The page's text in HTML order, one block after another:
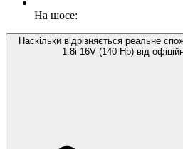
На шосе:
Наскільки відрізняється реальне
1.8i 16V (140 Hp) від